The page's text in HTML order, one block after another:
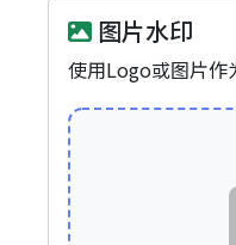
图片水印
使用Logo或图片作